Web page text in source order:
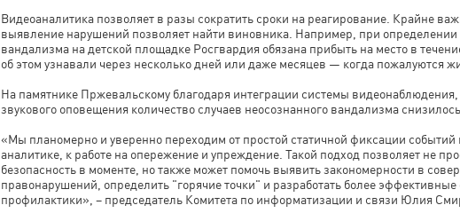
Видеоаналитика позволяет в разы сократить сроки на реагирование. Крайне
выявление нарушений позволяет найти виновника. Например, при определении
вандализма на детской площадке Росгвардия обязана прибыть на место в
об этом узнавали через несколько дней или даже месяцев — когда пожалуются
На памятнике Пржевальскому благодаря интеграции системы
звукового оповещения количество случаев неосознанного вандализма снизилось
«Мы планомерно и уверенно переходим от простой статичной фиксации событий
аналитике, к работе на опережение и упреждение. Такой подход позволяет не
безопасность в моменте, но также может помочь выявить закономерности в
правонарушений, определить "горячие точки" и разработать более эффективные
профилактики», – председатель Комитета по информатизации и связи Юлия